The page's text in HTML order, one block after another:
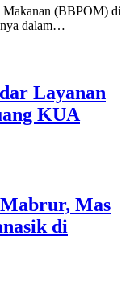
Makanan (BBPOM) di
dalam…
Layanan
KUA
Mas
di